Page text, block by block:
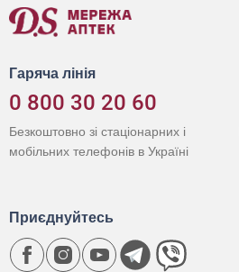
Гаряча лінія
0 800 30 20 60
Безкоштовно зі стаціонарних і
мобільних телефонів в Україні
Приєднуйтесь